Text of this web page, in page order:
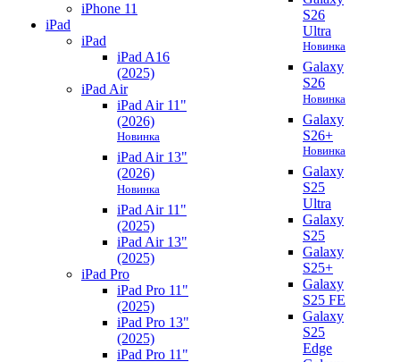
iPhone 11
iPad
iPad
iPad A16
(2025)
iPad Air
iPad Air 11"
(2026)
Новинка
iPad Air 13"
(2026)
Новинка
iPad Air 11"
(2025)
iPad Air 13"
(2025)
iPad Pro
iPad Pro 11"
(2025)
iPad Pro 13"
(2025)
iPad Pro 11"
S26
Ultra
Новинка
Galaxy
S26
Новинка
Galaxy
S26+
Новинка
Galaxy
S25
Ultra
Galaxy
S25
Galaxy
S25+
Galaxy
S25 FE
Galaxy
S25
Edge